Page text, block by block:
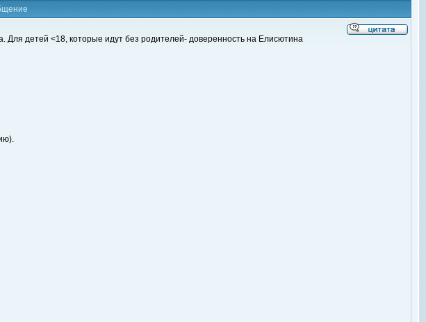
Для детей <18, которые идут без родителей- доверенность на Елисютина